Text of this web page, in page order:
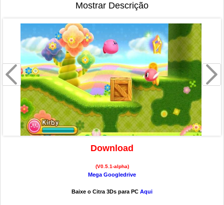
Mostrar Descrição
Download
(V0.5.1-alpha)
Mega Googledrive
Baixe o Citra 3Ds para PC Aqui